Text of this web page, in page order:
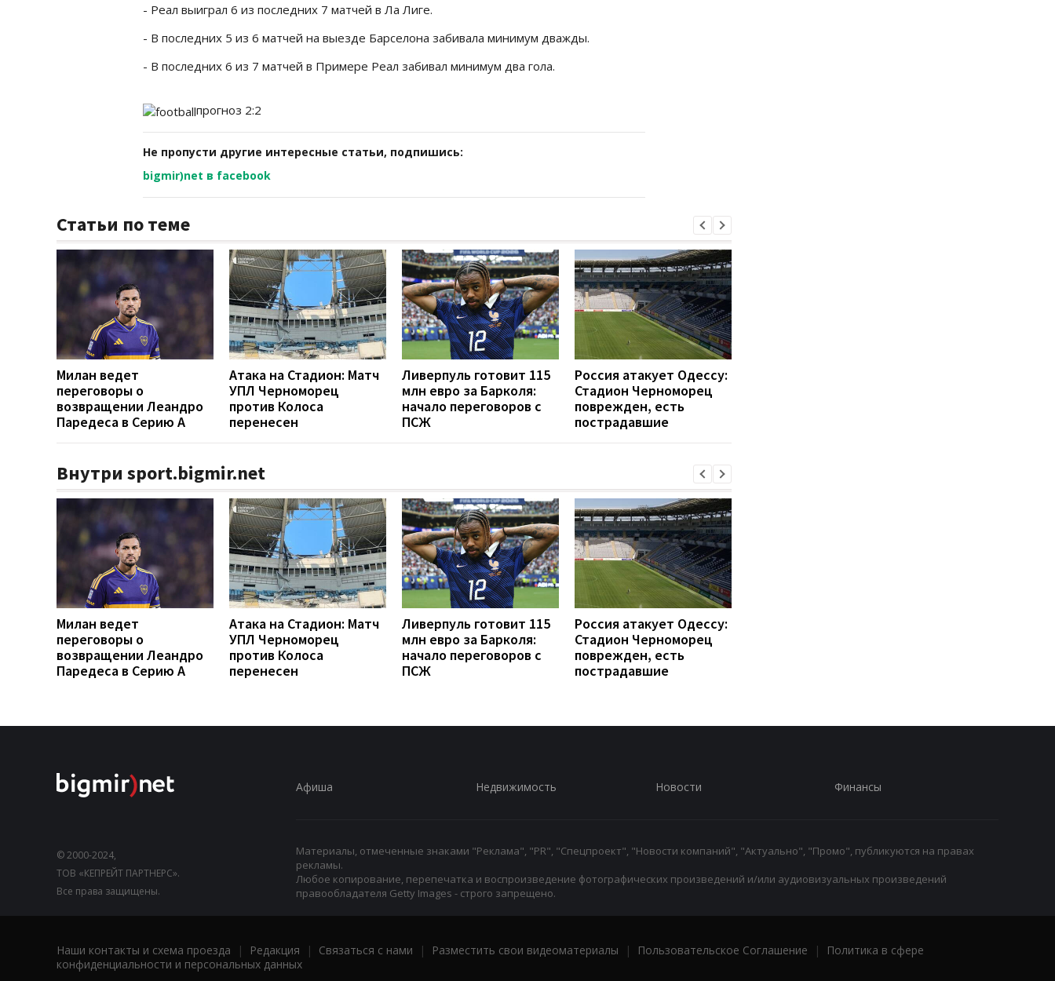
- Реал выиграл 6 из последних 7 матчей в Ла Лиге.
- В последних 5 из 6 матчей на выезде Барселона забивала минимум дважды.
- В последних 6 из 7 матчей в Примере Реал забивал минимум два гола.
прогноз 2:2
Не пропусти другие интересные статьи, подпишись:
bigmir)net в facebook
Статьи по теме
Милан ведет
переговоры о
возвращении Леандро
Паредеса в Серию А
Атака на Стадион: Матч
УПЛ Черноморец
против Колоса
перенесен
Ливерпуль готовит 115
млн евро за Барколя:
начало переговоров с
ПСЖ
Россия атакует Одессу:
Стадион Черноморец
поврежден, есть
пострадавшие
Внутри sport.bigmir.net
Милан ведет
переговоры о
возвращении Леандро
Паредеса в Серию А
Атака на Стадион: Матч
УПЛ Черноморец
против Колоса
перенесен
Ливерпуль готовит 115
млн евро за Барколя:
начало переговоров с
ПСЖ
Россия атакует Одессу:
Стадион Черноморец
поврежден, есть
пострадавшие
© 2000-2024,
ТОВ «КЕПРЕЙТ ПАРТНЕРС».
Все права защищены.
Афиша Недвижимость Новости Финансы
Материалы, отмеченные знаками "Реклама", "PR", "Спецпроект", "Новости компаний", "Актуально", "Промо", публикуются на правах
рекламы.
Любое копирование, перепечатка и воспроизведение фотографических произведений и/или аудиовизуальных произведений
правообладателя Getty Images - строго запрещено.
Наши контакты и схема проезда | Редакция | Связаться с нами | Разместить свои видеоматериалы | Пользовательское Соглашение |
Политика в сфере
конфиденциальности и персональных данных